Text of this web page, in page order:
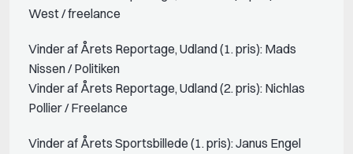
West / freelance
Vinder af Årets Reportage, Udland (1. pris): Mads
Nissen / Politiken
Vinder af Årets Reportage, Udland (2. pris): Nichlas
Pollier / Freelance
Vinder af Årets Sportsbillede (1. pris): Janus Engel